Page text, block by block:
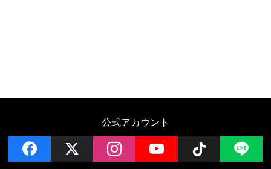
公式アカウント
facebook instagramYouTube Follow